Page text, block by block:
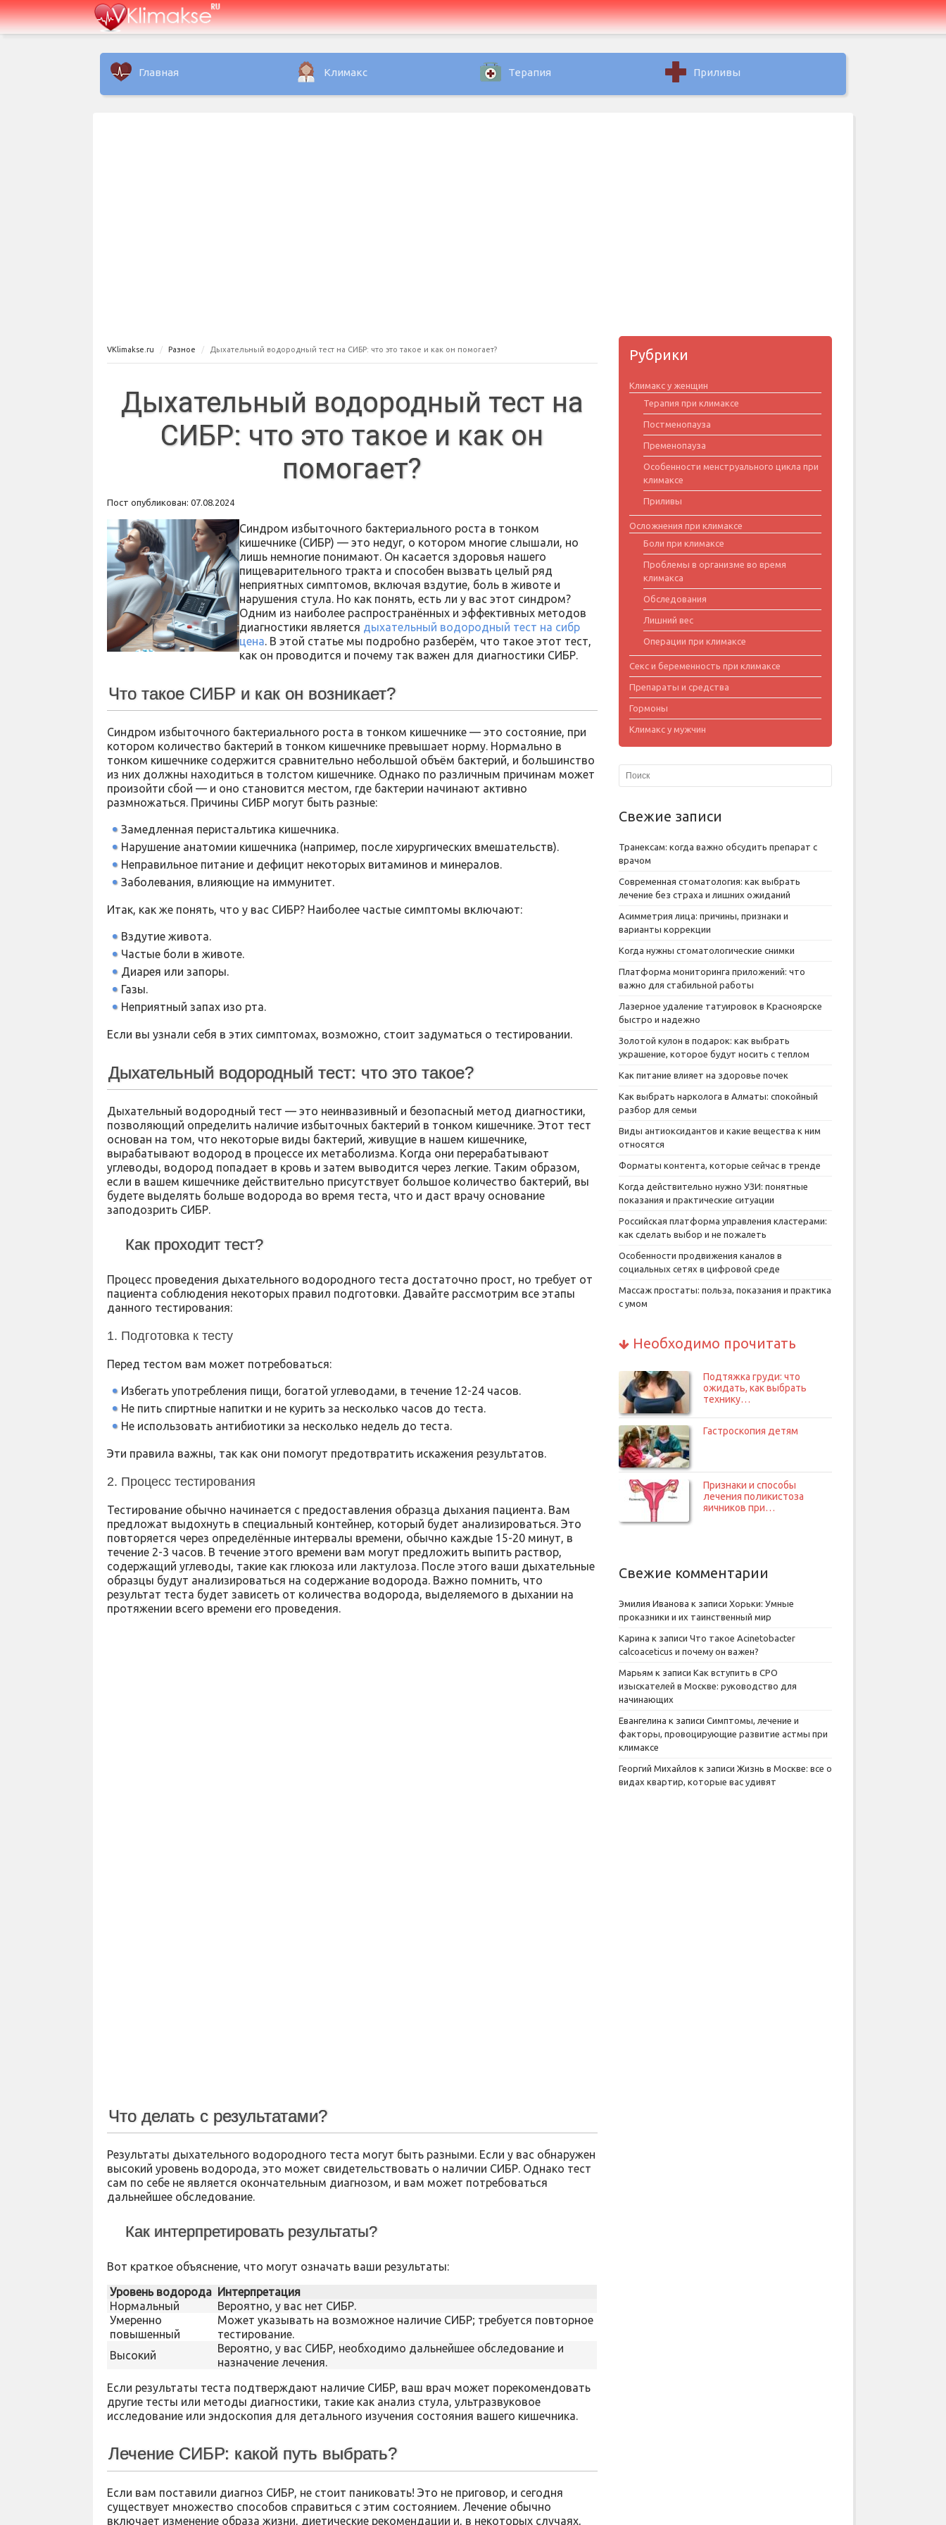
Главная Климакс Терапия Приливы
VKlimakse.ru Разное Дыхательный водородный тест на СИБР: что это такое и как он помогает?
Дыхательный водородный тест на
СИБР: что это такое и как он
помогает?
Пост опубликован: 07.08.2024
Синдром избыточного бактериального роста в тонком
кишечнике (СИБР) — это недуг, о котором многие слышали, но
лишь немногие понимают. Он касается здоровья нашего
пищеварительного тракта и способен вызвать целый ряд
неприятных симптомов, включая вздутие, боль в животе и
нарушения стула. Но как понять, есть ли у вас этот синдром?
Одним из наиболее распространённых и эффективных методов
диагностики является дыхательный водородный тест на сибр
цена. В этой статье мы подробно разберём, что такое этот тест,
как он проводится и почему так важен для диагностики СИБР.
Что такое СИБР и как он возникает?
Синдром избыточного бактериального роста в тонком кишечнике — это состояние, при
котором количество бактерий в тонком кишечнике превышает норму. Нормально в
тонком кишечнике содержится сравнительно небольшой объём бактерий, и большинство
из них должны находиться в толстом кишечнике. Однако по различным причинам может
произойти сбой — и оно становится местом, где бактерии начинают активно
размножаться. Причины СИБР могут быть разные:
Замедленная перистальтика кишечника.
Нарушение анатомии кишечника (например, после хирургических вмешательств).
Неправильное питание и дефицит некоторых витаминов и минералов.
Заболевания, влияющие на иммунитет.
Итак, как же понять, что у вас СИБР? Наиболее частые симптомы включают:
Вздутие живота.
Частые боли в животе.
Диарея или запоры.
Газы.
Неприятный запах изо рта.
Если вы узнали себя в этих симптомах, возможно, стоит задуматься о тестировании.
Дыхательный водородный тест: что это такое?
Дыхательный водородный тест — это неинвазивный и безопасный метод диагностики,
позволяющий определить наличие избыточных бактерий в тонком кишечнике. Этот тест
основан на том, что некоторые виды бактерий, живущие в нашем кишечнике,
вырабатывают водород в процессе их метаболизма. Когда они перерабатывают
углеводы, водород попадает в кровь и затем выводится через легкие. Таким образом,
если в вашем кишечнике действительно присутствует большое количество бактерий, вы
будете выделять больше водорода во время теста, что и даст врачу основание
заподозрить СИБР.
Как проходит тест?
Процесс проведения дыхательного водородного теста достаточно прост, но требует от
пациента соблюдения некоторых правил подготовки. Давайте рассмотрим все этапы
данного тестирования:
1. Подготовка к тесту
Перед тестом вам может потребоваться:
Избегать употребления пищи, богатой углеводами, в течение 12-24 часов.
Не пить спиртные напитки и не курить за несколько часов до теста.
Не использовать антибиотики за несколько недель до теста.
Эти правила важны, так как они помогут предотвратить искажения результатов.
2. Процесс тестирования
Тестирование обычно начинается с предоставления образца дыхания пациента. Вам
предложат выдохнуть в специальный контейнер, который будет анализироваться. Это
повторяется через определённые интервалы времени, обычно каждые 15-20 минут, в
течение 2-3 часов. В течение этого времени вам могут предложить выпить раствор,
содержащий углеводы, такие как глюкоза или лактулоза. После этого ваши дыхательные
образцы будут анализироваться на содержание водорода. Важно помнить, что
результат теста будет зависеть от количества водорода, выделяемого в дыхании на
протяжении всего времени его проведения.
Что делать с результатами?
Результаты дыхательного водородного теста могут быть разными. Если у вас обнаружен
высокий уровень водорода, это может свидетельствовать о наличии СИБР. Однако тест
сам по себе не является окончательным диагнозом, и вам может потребоваться
дальнейшее обследование.
Как интерпретировать результаты?
Вот краткое объяснение, что могут означать ваши результаты:
Уровень водорода Интерпретация
Нормальный
Вероятно, у вас нет СИБР.
Умеренно
повышенный
Может указывать на возможное наличие СИБР; требуется повторное
тестирование.
Высокий
Вероятно, у вас СИБР, необходимо дальнейшее обследование и
назначение лечения.
Если результаты теста подтверждают наличие СИБР, ваш врач может порекомендовать
другие тесты или методы диагностики, такие как анализ стула, ультразвуковое
исследование или эндоскопия для детального изучения состояния вашего кишечника.
Лечение СИБР: какой путь выбрать?
Если вам поставили диагноз СИБР, не стоит паниковать! Это не приговор, и сегодня
существует множество способов справиться с этим состоянием. Лечение обычно
включает изменение образа жизни, диетические рекомендации и, в некоторых случаях,
Рубрики
Климакс у женщин
Терапия при климаксе
Постменопауза
Пременопауза
Особенности менструального цикла при
климаксе
Приливы
Осложнения при климаксе
Боли при климаксе
Проблемы в организме во время
климакса
Обследования
Лишний вес
Операции при климаксе
Секс и беременность при климаксе
Препараты и средства
Гормоны
Климакс у мужчин
Свежие записи
Транексам: когда важно обсудить препарат с
врачом
Современная стоматология: как выбрать
лечение без страха и лишних ожиданий
Асимметрия лица: причины, признаки и
варианты коррекции
Когда нужны стоматологические снимки
Платформа мониторинга приложений: что
важно для стабильной работы
Лазерное удаление татуировок в Красноярске
быстро и надежно
Золотой кулон в подарок: как выбрать
украшение, которое будут носить с теплом
Как питание влияет на здоровье почек
Как выбрать нарколога в Алматы: спокойный
разбор для семьи
Виды антиоксидантов и какие вещества к ним
относятся
Форматы контента, которые сейчас в тренде
Когда действительно нужно УЗИ: понятные
показания и практические ситуации
Российская платформа управления кластерами:
как сделать выбор и не пожалеть
Особенности продвижения каналов в
социальных сетях в цифровой среде
Массаж простаты: польза, показания и практика
с умом
Необходимо прочитать
Подтяжка груди: что
ожидать, как выбрать
технику…
Гастроскопия детям
Признаки и способы
лечения поликистоза
яичников при…
Свежие комментарии
Эмилия Иванова к записи Хорьки: Умные
проказники и их таинственный мир
Карина к записи Что такое Acinetobacter
calcoaceticus и почему он важен?
Марьям к записи Как вступить в СРО
изыскателей в Москве: руководство для
начинающих
Евангелина к записи Симптомы, лечение и
факторы, провоцирующие развитие астмы при
климаксе
Георгий Михайлов к записи Жизнь в Москве: все о
видах квартир, которые вас удивят